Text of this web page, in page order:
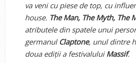
va veni cu piese de top, cu
house. The Man, The Myth, The
atributele din spatele unui
germanul Claptone, unul dintre
doua ediții a festivaluluiMassif.